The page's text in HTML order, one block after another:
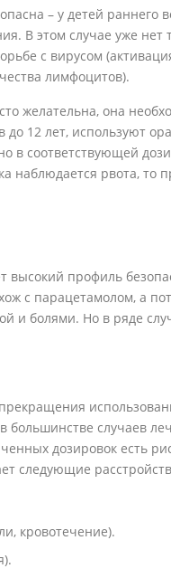
– у детей раннего
В этом случае уже нет
с вирусом
лимфоцитов).
желательна, она
до 12 лет, используют
в соответствующей
наблюдается рвота, то
высокий профиль
с парацетамолом, а
и болями. Но в ряде
большинстве случаев
дозировок есть
следующие
кровотечение).